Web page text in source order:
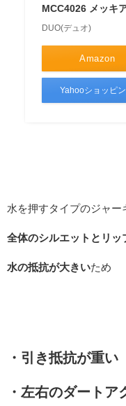
MCC4026 メッキ
DUO(デュオ)
Amazon
Yahooショッピ
水を押すタイプのジャー
全体のシルエットとリッ
水の抵抗が大きいため
・引き抵抗が重い
・左右のダート